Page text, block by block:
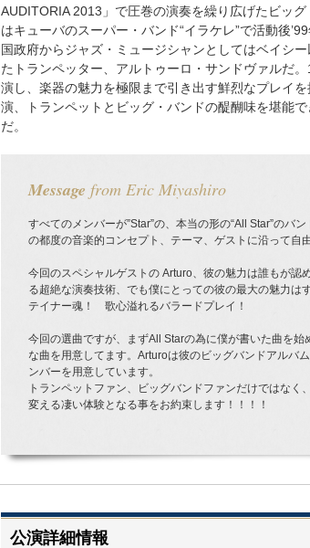
AUDITORIA 2013」で圧巻の演奏を繰り広げたビッ
はキューバのスーパー・バンド“イラケレ”で活動後
国政府からジャズ・ミュージシャンとしてはベイシ
たトランペッター、アルトゥーロ・サンドヴァルだ
演し、楽器の魅力を極限まで引き出す鮮烈なプレイ
演、トランペットとビッグ・バンドの醍醐味を堪能
だ。
Message from Eric Miyashiro
すべてのメンバーが”Star”の、本当の形の“All Star”のバ
の都度の音楽的コンセプト、テーマ、ゲストに沿って自
今回のスペシャルゲストの Arturo、彼の魅力は誰もが認
る超絶な演奏技術、でも僕にとっての彼の最大の魅力は
テイナー魂！ 歌心溢れるバラードプレイ！
今回の選曲ですが、まずAll Starの為に僕が書いた曲を
な曲を用意してます。Arturoは彼のビッグバンドアルバ
ンバーを用意しています。
トランペットファン、ビッグバンドファンだけではなく
変える凄い体験となる事をお約束します！！！！
公演詳細情報